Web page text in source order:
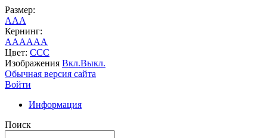
Размер:
AAA
Кернинг:
AAAAAA
Цвет: CCC
Изображения Вкл.Выкл.
Обычная версия сайта
Войти
Информация
Поиск